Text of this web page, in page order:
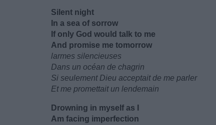
Silent night
In a sea of sorrow
If only God would talk to me
And promise me tomorrow
larmes silencieuses
Dans un océan de chagrin
Si seulement Dieu acceptait de me parler
Et me promettait un lendemain
Drowning in myself as I
Am facing imperfection